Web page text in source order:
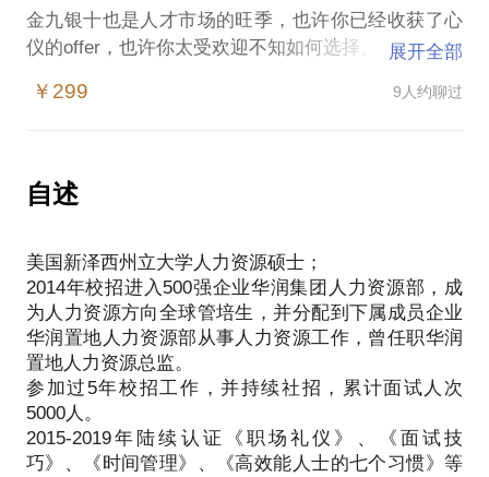
在面试中提升自己的表述，如何展现自己的价值。
我在深圳呦，本地的朋友们可以面基，异地的欢迎电
欢迎来撩小秦老师。
将不同行业的薪酬结构帮你剖析到底，助你谈薪中不
金九银十也是人才市场的旺季，也许你已经收获了心
仪的offer，也许你太受欢迎不知如何选择。
都没关系。
展开全部
￥299 9人约聊过
自述
美国新泽西州立大学人力资源硕士；
2014年校招进入500强企业华润集团人力资源部，成
为人力资源方向全球管培生，并分配到下属成员企业
华润置地人力资源部从事人力资源工作，曾任职华润
置地人力资源总监。
参加过5年校招工作，并持续社招，累计面试人次
5000人。
2015-2019年陆续认证《职场礼仪》、《面试技
巧》、《时间管理》、《高效能人士的七个习惯》等